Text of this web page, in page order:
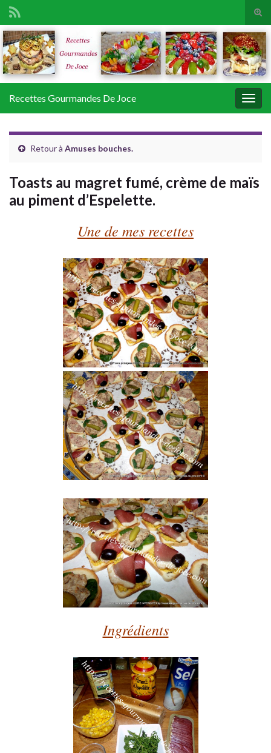
Search for:
Recettes Gourmandes De Joce
Retour à Amuses bouches.
Toasts au magret fumé, crème de maïs
au piment d’Espelette.
Une de mes recettes
Ingrédients